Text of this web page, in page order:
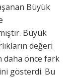
Büyük
Büyük
değeri
daha önce fark
gösterdi. Bu